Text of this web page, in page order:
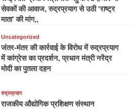
सेवकों की आवाज, रुद्रप्रयाग से उठी ‘राष्ट्र
माता’ की मांग,,
Uncategorized
जंतर-मंतर की कार्रवाई के विरोध में रुद्रप्रयाग
में कांग्रेस का प्रदर्शन, प्रधान मंत्री नरेंद्र
मोदी का पुतला दहन
रुद्रप्रयाग
राजकीय औद्योगिक प्रशिक्षण संस्थान